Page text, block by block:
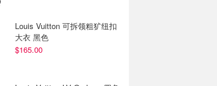
Louis Vuitton 可拆领粗犷纽扣
大衣 黑色
$165.00